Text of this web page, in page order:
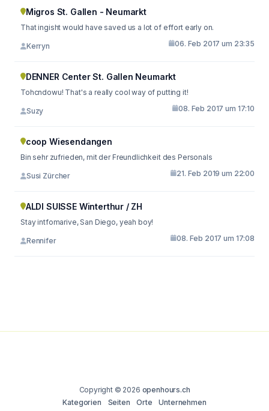
Migros St. Gallen - Neumarkt
That ingisht would have saved us a lot of effort early on.
Kerryn 06. Feb 2017 um 23:35
DENNER Center St. Gallen Neumarkt
Tohcndowu! That's a really cool way of putting it!
Suzy 08. Feb 2017 um 17:10
coop Wiesendangen
Bin sehr zufrieden, mit der Freundlichkeit des Personals
Susi Zürcher 21. Feb 2019 um 22:00
ALDI SUISSE Winterthur / ZH
Stay intfomarive, San Diego, yeah boy!
Rennifer 08. Feb 2017 um 17:08
Copyright © 2026 openhours.ch
Kategorien
Seiten Orte
Unternehmen